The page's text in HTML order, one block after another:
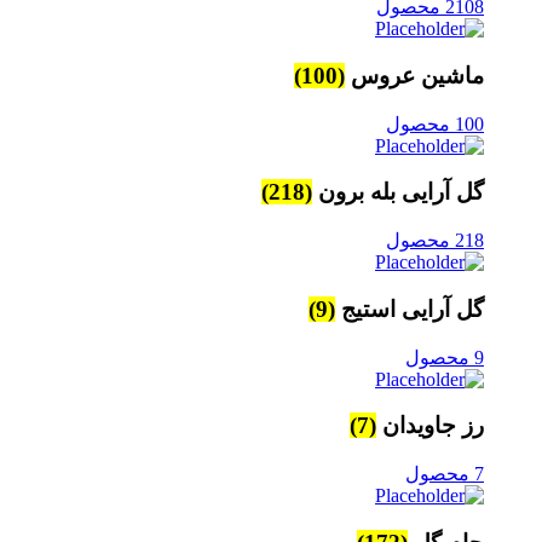
2108 محصول
ماشین عروس (100)
100 محصول
گل آرایی بله برون (218)
218 محصول
گل آرایی استیج (9)
9 محصول
رز جاویدان (7)
7 محصول